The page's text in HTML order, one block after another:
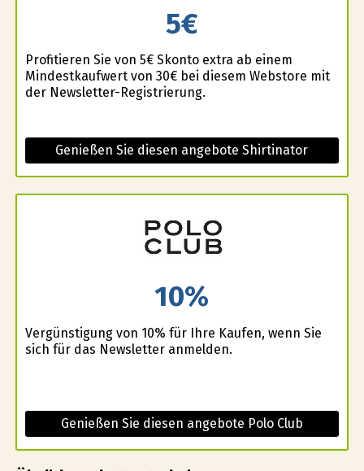
5€
Profitieren Sie von 5€ Skonto extra ab einem
Mindestkaufwert von 30€ bei diesem Webstore mit
der Newsletter-Registrierung.
Genießen Sie diesen angebote Shirtinator
10%
Vergünstigung von 10% für Ihre Kaufen, wenn Sie
sich für das Newsletter anmelden.
Genießen Sie diesen angebote Polo Club